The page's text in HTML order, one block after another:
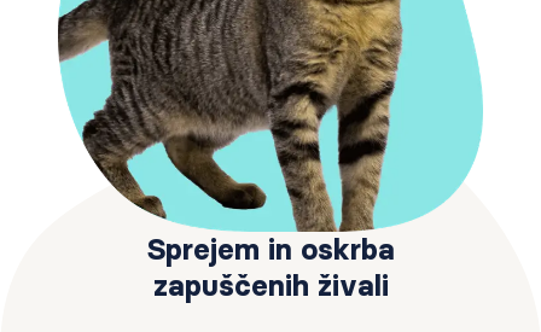
Sprejem in oskrba
zapuščenih živali